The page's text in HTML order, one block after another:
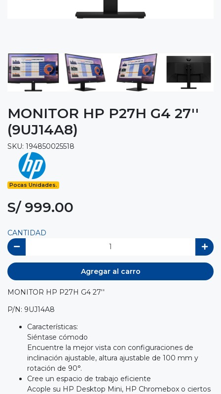
MONITOR HP P27H G4 27''
(9UJ14A8)
SKU: 194850025518
Pocas Unidades.
S/ 999.00
CANTIDAD
Agregar al carro
MONITOR HP P27H G4 27''
P/N: 9UJ14A8
Características:
Siéntase cómodo
Encuentre la mejor vista con configuraciones de
inclinación ajustable, altura ajustable de 100 mm y
rotación de 90°.
Cree un espacio de trabajo eficiente
Acople su HP Desktop Mini, HP Chromebox o ciertos